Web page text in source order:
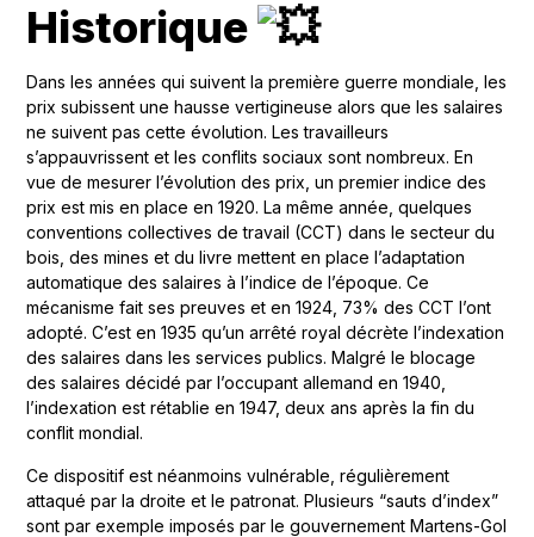
Historique
Dans les années qui suivent la première guerre mondiale, les
prix subissent une hausse vertigineuse alors que les salaires
ne suivent pas cette évolution. Les travailleurs
s’appauvrissent et les conflits sociaux sont nombreux. En
vue de mesurer l’évolution des prix, un premier indice des
prix est mis en place en 1920. La même année, quelques
conventions collectives de travail (CCT) dans le secteur du
bois, des mines et du livre mettent en place l’adaptation
automatique des salaires à l’indice de l’époque. Ce
mécanisme fait ses preuves et en 1924, 73% des CCT l’ont
adopté. C’est en 1935 qu’un arrêté royal décrète l’indexation
des salaires dans les services publics. Malgré le blocage
des salaires décidé par l’occupant allemand en 1940,
l’indexation est rétablie en 1947, deux ans après la fin du
conflit mondial.
Ce dispositif est néanmoins vulnérable, régulièrement
attaqué par la droite et le patronat. Plusieurs “sauts d’index”
sont par exemple imposés par le gouvernement Martens-Gol